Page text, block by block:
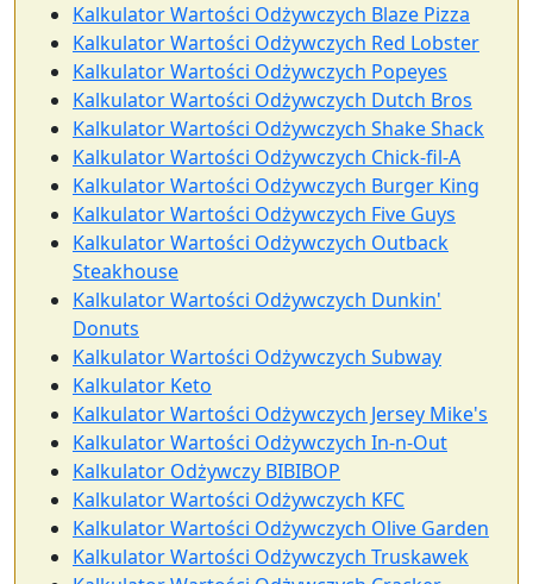
Kalkulator Wartości Odżywczych Blaze Pizza
Kalkulator Wartości Odżywczych Red Lobster
Kalkulator Wartości Odżywczych Popeyes
Kalkulator Wartości Odżywczych Dutch Bros
Kalkulator Wartości Odżywczych Shake Shack
Kalkulator Wartości Odżywczych Chick-fil-A
Kalkulator Wartości Odżywczych Burger King
Kalkulator Wartości Odżywczych Five Guys
Kalkulator Wartości Odżywczych Outback
Steakhouse
Kalkulator Wartości Odżywczych Dunkin'
Donuts
Kalkulator Wartości Odżywczych Subway
Kalkulator Keto
Kalkulator Wartości Odżywczych Jersey Mike's
Kalkulator Wartości Odżywczych In-n-Out
Kalkulator Odżywczy BIBIBOP
Kalkulator Wartości Odżywczych KFC
Kalkulator Wartości Odżywczych Olive Garden
Kalkulator Wartości Odżywczych Truskawek